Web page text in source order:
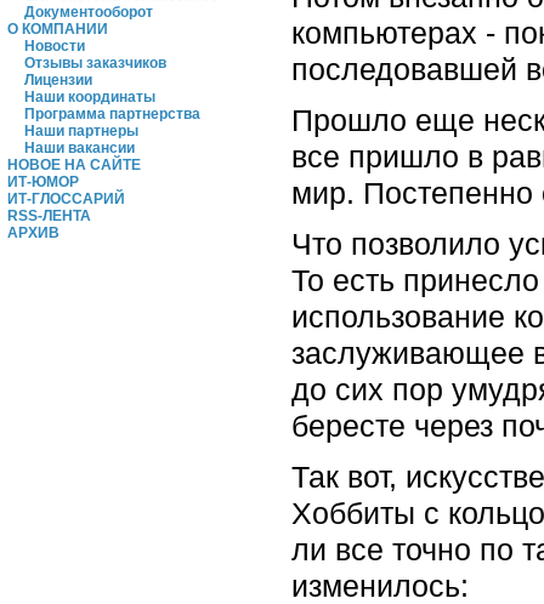
Документооборот
О КОМПАНИИ
Новости
Отзывы заказчиков
Лицензии
Наши координаты
Программа партнерства
Наши партнеры
Наши вакансии
НОВОЕ НА САЙТЕ
ИТ-ЮМОР
ИТ-ГЛОССАРИЙ
RSS-ЛЕНТА
АРХИВ
компьютерах -
последовавшей
Прошло еще
все пришло в
мир. Постепенно
Что позволило
То есть
использование
заслуживающее
до сих пор
бересте через
Так вот,
Хоббиты с
ли все точно по
изменилось: